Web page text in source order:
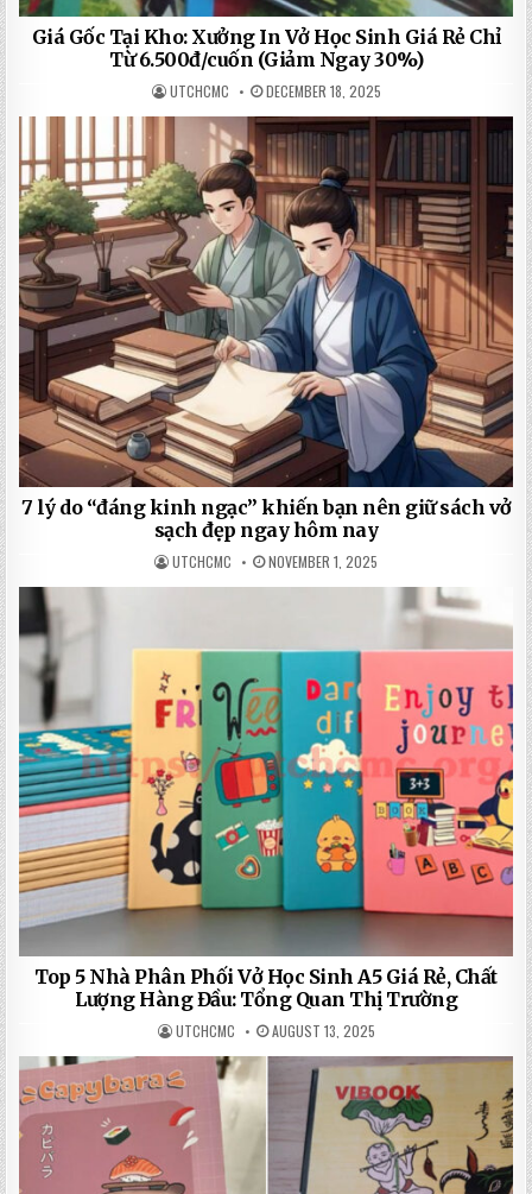
Giá Gốc Tại Kho: Xưởng In Vở Học Sinh Giá Rẻ Chỉ
Từ 6.500đ/cuốn (Giảm Ngay 30%)
UTCHCMC DECEMBER 18, 2025
7 lý do “đáng kinh ngạc” khiến bạn nên giữ sách vở
sạch đẹp ngay hôm nay
UTCHCMC NOVEMBER 1, 2025
Top 5 Nhà Phân Phối Vở Học Sinh A5 Giá Rẻ, Chất
Lượng Hàng Đầu: Tổng Quan Thị Trường
UTCHCMC AUGUST 13, 2025